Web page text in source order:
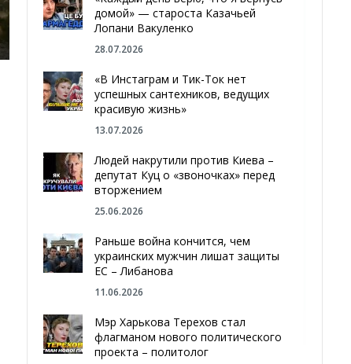
домой» — староста Казачьей
Лопани Вакуленко
28.07.2026
«В Инстаграм и Тик-Ток нет
успешных сантехников, ведущих
красивую жизнь»
13.07.2026
Людей накрутили против Киева –
депутат Куц о «звоночках» перед
вторжением
25.06.2026
Раньше война кончится, чем
украинских мужчин лишат защиты
ЕС – Либанова
11.06.2026
Мэр Харькова Терехов стал
флагманом нового политического
проекта – политолог